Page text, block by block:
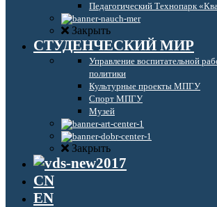
Педагогический Технопарк
Закрыть
СТУДЕНЧЕСКИЙ МИР
Управление воспитательной
политики
Культурные проекты МПГУ
Спорт МПГУ
Музей
Закрыть
CN
EN